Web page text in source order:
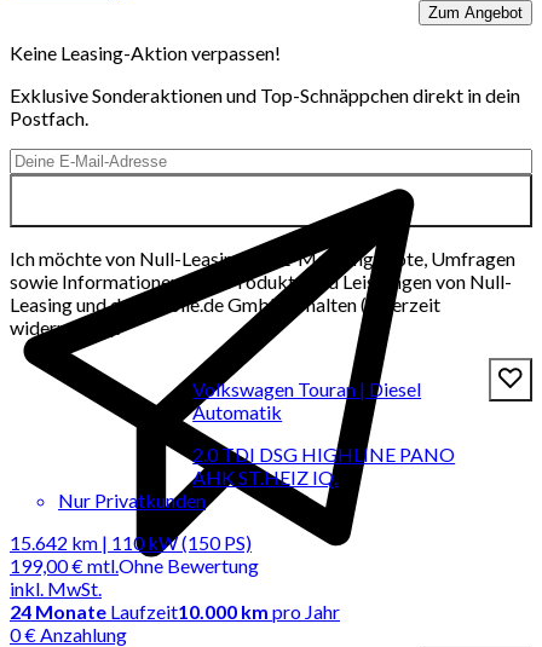
Zum Angebot
Keine Leasing-Aktion verpassen!
Exklusive Sonderaktionen und Top-Schnäppchen direkt in dein
Postfach.
Ich möchte von Null-Leasing per E-Mail Angebote, Umfragen
sowie Informationen über Produkte und Leistungen von Null-
Leasing und der mobile.de GmbH erhalten (jederzeit
widerrufbar).
Volkswagen Touran | Diesel
Automatik
2.0 TDI DSG HIGHLINE PANO
AHK ST.HEIZ IQ.
Nur Privatkunden
15.642 km | 110 kW (150 PS)
199,00 €mtl.
inkl. MwSt.
Ohne Bewertung
24 Monate Laufzeit10.000 km pro Jahr
0 € Anzahlung